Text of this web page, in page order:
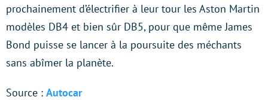
prochainement d’électrifier à leur tour les Aston Martin
modèles DB4 et bien sûr DB5, pour que même James
Bond puisse se lancer à la poursuite des méchants
sans abîmer la planète.
Source : Autocar